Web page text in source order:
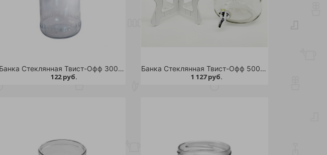
Банка Стеклянная Твист-Офф 3000 мл. д.82 /12
122 руб.
Банка Стеклянная Твист-Офф 5000 мл. д.110 комп:подставка, банка, крышка, ручка, краник /1
1 127 руб.